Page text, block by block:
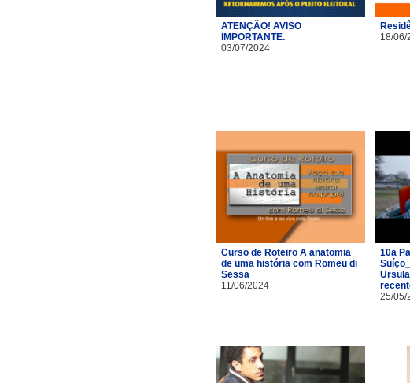
ATENÇÃO! AVISO
IMPORTANTE.
03/07/2024
18/06/
Curso de Roteiro A anatomia
de uma história com Romeu di
Sessa
11/06/2024
10a
25/05/